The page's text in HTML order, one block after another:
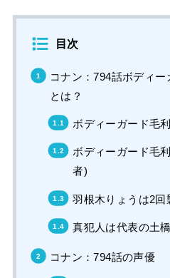
目次
コナン：794話ボディ
とは？
ボディーガード毛
ボディーガード毛
者)
羽根木りょうは2回
真犯人は代表の土橋
コナン：794話の声優